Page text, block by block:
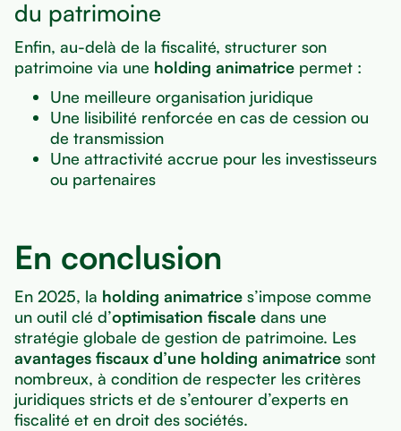
du patrimoine
Enfin, au-delà de la fiscalité, structurer son
patrimoine via une holding animatrice permet :
Une meilleure organisation juridique
Une lisibilité renforcée en cas de cession ou
de transmission
Une attractivité accrue pour les investisseurs
ou partenaires
En conclusion
En 2025, la holding animatrice s’impose comme
un outil clé d’optimisation fiscale dans une
stratégie globale de gestion de patrimoine. Les
avantages fiscaux d’une holding animatrice sont
nombreux, à condition de respecter les critères
juridiques stricts et de s’entourer d’experts en
fiscalité et en droit des sociétés.